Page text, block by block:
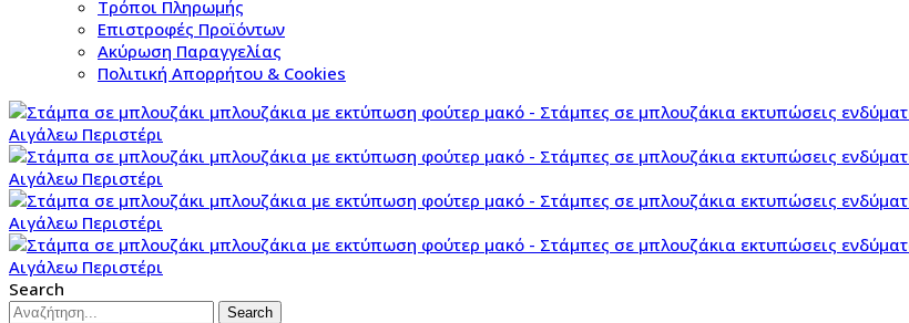
Τρόποι Πληρωμής
Επιστροφές Προϊόντων
Ακύρωση Παραγγελίας
Πολιτική Απορρήτου & Cookies
Search
Search